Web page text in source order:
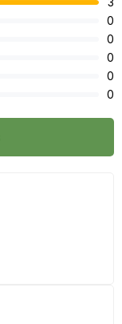
0
0
0
0
0